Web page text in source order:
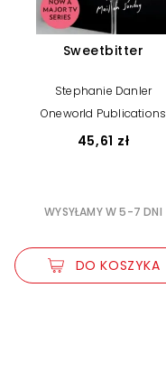
Sweetbitter
Stephanie Danler
Oneworld Publications
45,61 zł
WYSYŁAMY W 5-7 DNI
DO KOSZYKA